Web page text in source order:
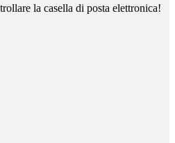
la casella di posta elettronica!